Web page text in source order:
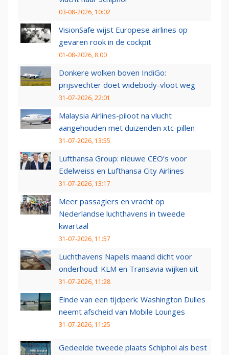
03-08-2026, 10:02
VisionSafe wijst Europese airlines op
gevaren rook in de cockpit
01-08-2026, 8:00
Donkere wolken boven IndiGo:
prijsvechter doet widebody-vloot weg
31-07-2026, 22:01
Malaysia Airlines-piloot na vlucht
aangehouden met duizenden xtc-pillen
31-07-2026, 13:55
Lufthansa Group: nieuwe CEO’s voor
Edelweiss en Lufthansa City Airlines
31-07-2026, 13:17
Meer passagiers en vracht op
Nederlandse luchthavens in tweede
kwartaal
31-07-2026, 11:57
Luchthavens Napels maand dicht voor
onderhoud: KLM en Transavia wijken uit
31-07-2026, 11:28
Einde van een tijdperk: Washington Dulles
neemt afscheid van Mobile Lounges
31-07-2026, 11:25
Gedeelde tweede plaats Schiphol als best